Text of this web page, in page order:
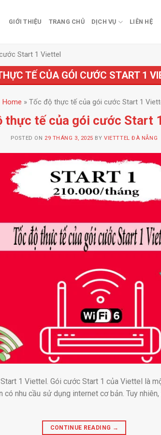
GIỚI THIỆU TRANG CHỦ DỊCH VỤ LIÊN HỆ
Start 1 Viettel
TẾ CỦA GÓI CƯỚC START 1
Home »Tốc độ thực tế của gói cước Start 1
thực tế của gói cước Start
POSTED ON 29 THÁNG 3, 2025 BYVIETTTEL ĐÀ NẴNG
1 Viettel. Gói cước Start 1 của Viettel là
có nhu cầu sử dụng internet cơ bản. Tuy
CONTINUE READING →